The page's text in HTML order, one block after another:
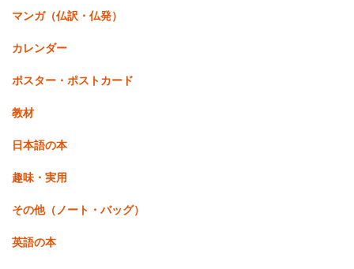
マンガ（仏訳・仏発）
カレンダー
ポスター・ポストカード
教材
日本語の本
趣味・実用
その他（ノート・バッグ）
英語の本